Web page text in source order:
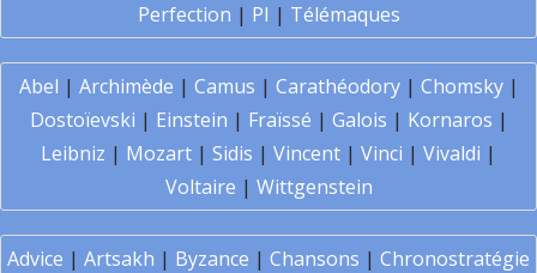
Perfection | PI | Télémaques
Abel | Archimède | Camus | Carathéodory| Chomsky|
Dostoïevski | Einstein | Fraïssé | Galois | Kornaros |
Leibniz | Mozart | Sidis | Vincent | Vinci | Vivaldi |
Voltaire | Wittgenstein
Advice | Artsakh | Byzance | Chansons | Chronostratégie